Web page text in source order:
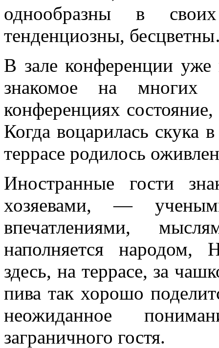
однообразны в
тенденциозны,
В зале конференции уже
знакомое на многих
конференциях
Когда воцарилась скука
террасе родилось
Иностранные гости
хозяевами, —
впечатлениями,
наполняется народом,
здесь, на террасе, за
пива так хорошо
неожиданное
заграничного гостя.